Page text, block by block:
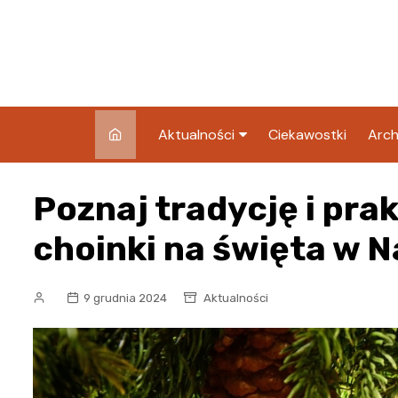
Aktualności
Blog
Ciekawostki
Poznaj tradycję i
choinki na święta w
9 grudnia 2024 Aktualności